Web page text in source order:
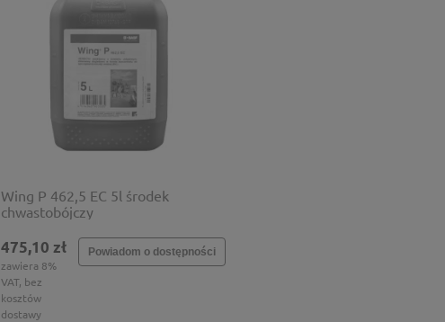
Wing P 462,5 EC 5l środek
chwastobójczy
475,10 zł
zawiera 8%
VAT, bez
kosztów
dostawy
Powiadom o dostępności